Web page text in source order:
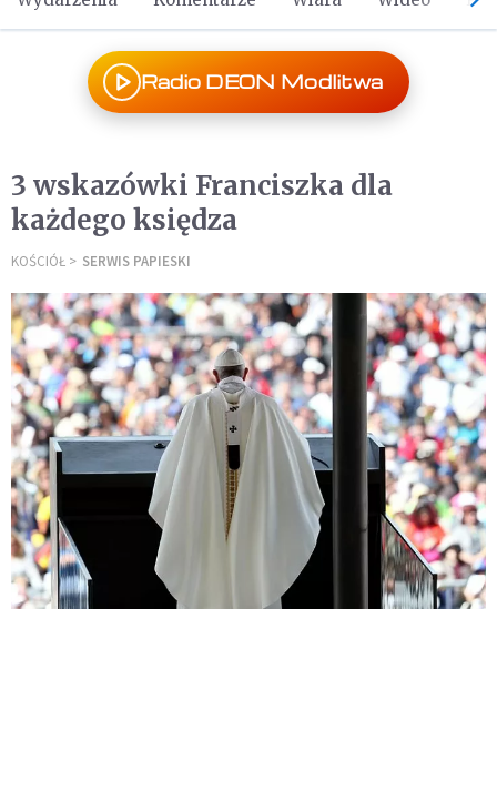
Radio DEON Modlitwa
3 wskazówki Franciszka dla
każdego księdza
KOŚCIÓŁ SERWIS PAPIESKI